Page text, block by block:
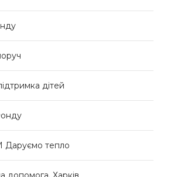
дітей
тепло